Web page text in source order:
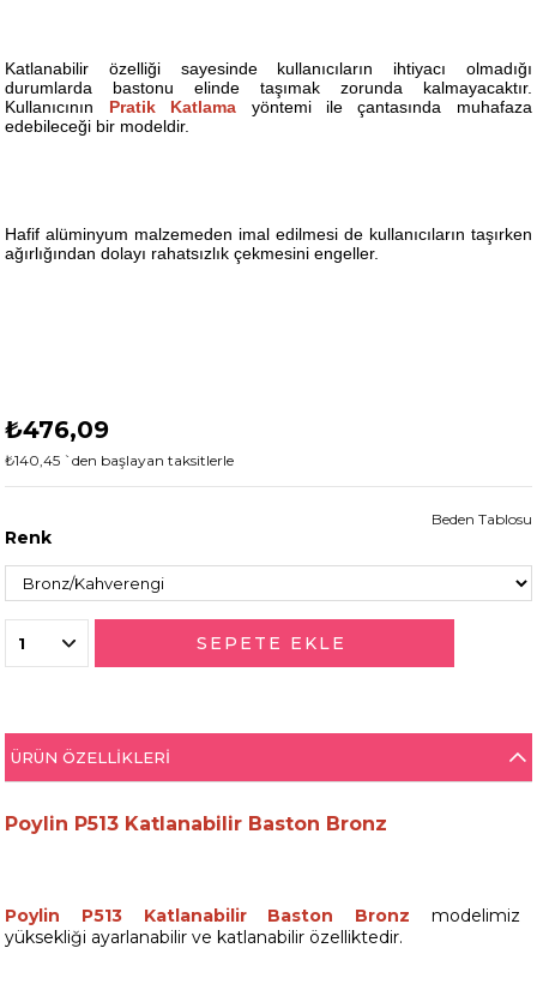
Katlanabilir özelliği sayesinde kullanıcıların ihtiyacı olmadığı
durumlarda bastonu elinde taşımak zorunda kalmayacaktır.
Kullanıcının Pratik Katlama yöntemi ile çantasında muhafaza
edebileceği bir modeldir.
Hafif alüminyum malzemeden imal edilmesi de kullanıcıların taşırken
ağırlığından dolayı rahatsızlık çekmesini engeller.
₺476,09
₺140,45 `den başlayan taksitlerle
Renk
Beden Tablosu
ÜRÜN ÖZELLIKLERI
Poylin P513 Katlanabilir Baston Bronz
Poylin P513 Katlanabilir Baston Bronz modelimiz
yüksekliği ayarlanabilir ve katlanabilir özelliktedir.